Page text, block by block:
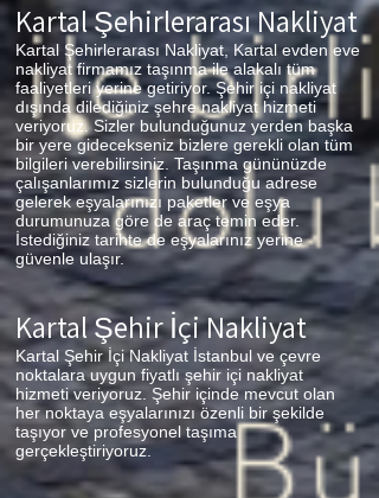
KartalŞehirlerarası Nakliyat
Kartal Şehirlerarası Nakliyat, Kartal evden eve
nakliyat firmamız taşınma ile alakalı tüm
faaliyetleri yerine getiriyor. Şehir içi nakliyat
dışında dilediğiniz şehre nakliyat hizmeti
veriyoruz. Sizler bulunduğunuz yerden başka
bir yere gidecekseniz bizlere gerekli olan tüm
bilgileri verebilirsiniz. Taşınma gününüzde
çalışanlarımız sizlerin bulunduğu adrese
gelerek eşyalarınızı paketler ve eşya
durumunuza göre de araç temin eder.
İstediğiniz tarihte de eşyalarınız yerine
güvenle ulaşır.
KartalŞehir İçi Nakliyat
Kartal Şehir İçi Nakliyat İstanbul ve çevre
noktalara uygun fiyatlı şehir içi nakliyat
hizmeti veriyoruz. Şehir içinde mevcut olan
her noktaya eşyalarınızı özenli bir şekilde
taşıyor ve profesyonel taşıma
gerçekleştiriyoruz.